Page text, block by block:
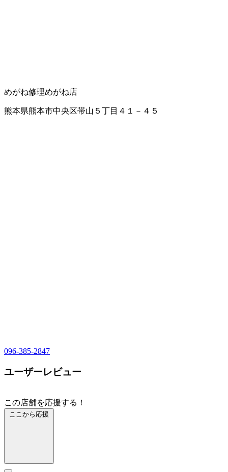
めがね修理めがね店
熊本県熊本市中央区帯山５丁目４１－４５
096-385-2847
ユーザーレビュー
この店舗を応援する！
ここから応援